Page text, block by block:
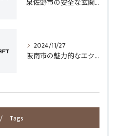
泉佐野市の安全な玄関手すり設置技術
2024/11/27
阪南市の魅力的なエクステリアデザイン
Tags